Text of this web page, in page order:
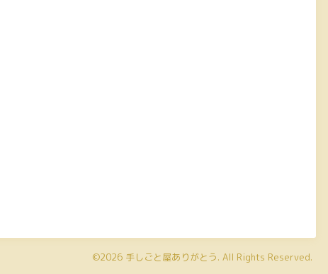
©2026 手しごと屋ありがとう. All Rights Reserved.